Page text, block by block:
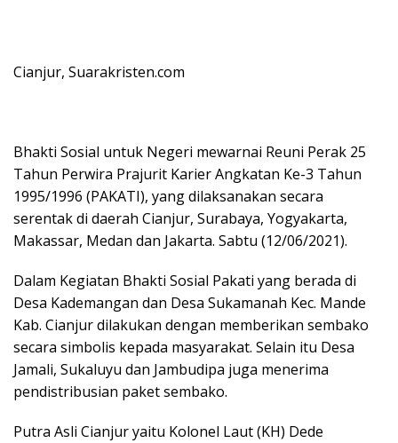
Cianjur, Suarakristen.com
Bhakti Sosial untuk Negeri mewarnai Reuni Perak 25
Tahun Perwira Prajurit Karier Angkatan Ke-3 Tahun
1995/1996 (PAKATI), yang dilaksanakan secara
serentak di daerah Cianjur, Surabaya, Yogyakarta,
Makassar, Medan dan Jakarta. Sabtu (12/06/2021).
Dalam Kegiatan Bhakti Sosial Pakati yang berada di
Desa Kademangan dan Desa Sukamanah Kec. Mande
Kab. Cianjur dilakukan dengan memberikan sembako
secara simbolis kepada masyarakat. Selain itu Desa
Jamali, Sukaluyu dan Jambudipa juga menerima
pendistribusian paket sembako.
Putra Asli Cianjur yaitu Kolonel Laut (KH) Dede